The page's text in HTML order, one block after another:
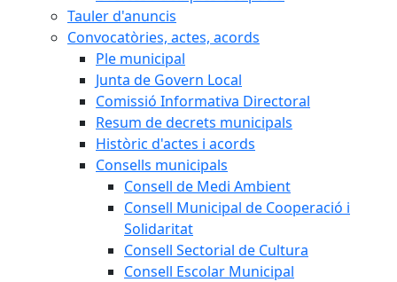
Tauler d'anuncis
Convocatòries, actes, acords
Ple municipal
Junta de Govern Local
Comissió Informativa Directoral
Resum de decrets municipals
Històric d'actes i acords
Consells municipals
Consell de Medi Ambient
Consell Municipal de Cooperació i
Solidaritat
Consell Sectorial de Cultura
Consell Escolar Municipal